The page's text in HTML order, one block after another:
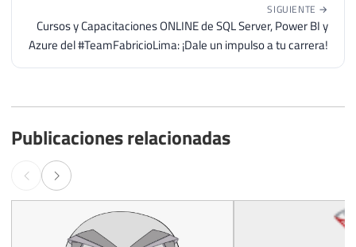
SIGUIENTE →
Cursos y Capacitaciones ONLINE de SQL Server, Power BI y
Azure del #TeamFabricioLima: ¡Dale un impulso a tu carrera!
Publicaciones relacionadas